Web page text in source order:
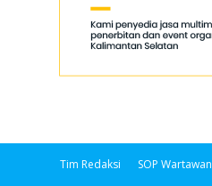
Tim Redaksi SOP Wartawan